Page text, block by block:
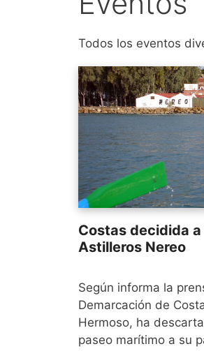
Todos los eventos
Costas decidida
Astilleros Nereo
Según informa la
Demarcación de
Hermoso, ha
paseo marítimo a su